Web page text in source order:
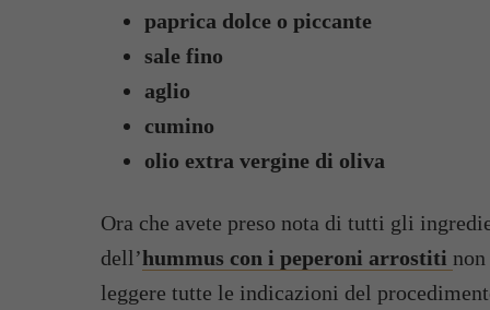
paprica dolce o piccante
sale fino
aglio
cumino
olio extra vergine di oliva
Ora che avete preso nota di tutti gli
dell’hummus con i peperoni arrostiti
leggere tutte le indicazioni del